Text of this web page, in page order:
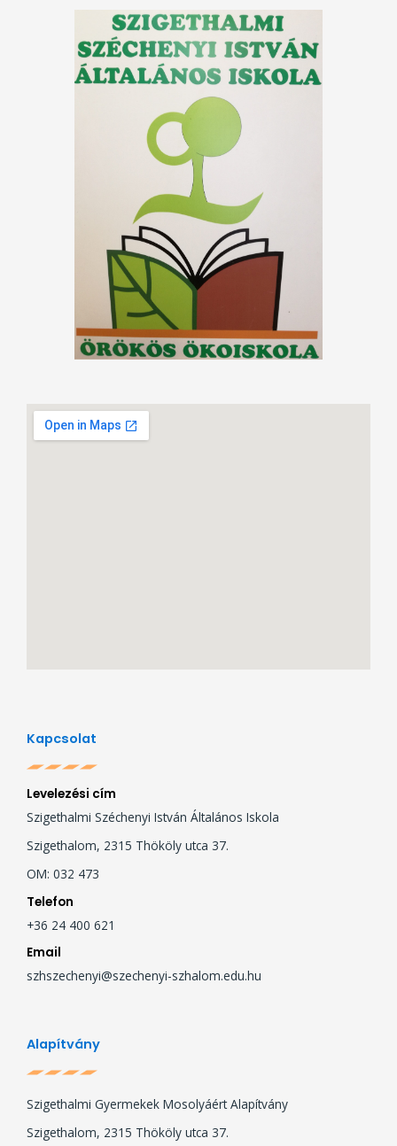
Kapcsolat
Levelezési cím
Szigethalmi Széchenyi István Általános Iskola
Szigethalom, 2315 Thököly utca 37.
OM: 032 473
Telefon
+36 24 400 621
Email
szhszechenyi@szechenyi-szhalom.edu.hu
Alapítvány
Szigethalmi Gyermekek Mosolyáért Alapítvány
Szigethalom, 2315 Thököly utca 37.